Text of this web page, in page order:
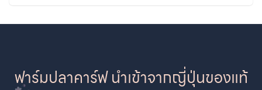
ฟาร์มปลาคาร์ฟ นำเข้าจากญี่ปุ่นของแท้